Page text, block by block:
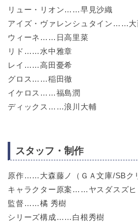
リュー・リオン……早見沙織
アイズ・ヴァレンシュタイン……大
ウィーネ……日高里菜
リド……水中雅章
レイ……高田憂希
グロス……稲田徹
イケロス……福島潤
ディックス……浪川大輔
スタッフ・制作
原作……大森藤ノ（ＧＡ文庫/SBク
キャラクター原案……ヤスダスズヒ
監督……橘 秀樹
シリーズ構成……白根秀樹